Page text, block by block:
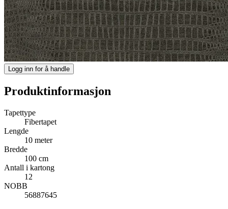
Logg inn for å handle
Produktinformasjon
Tapettype
Fibertapet
Lengde
10 meter
Bredde
100 cm
Antall i kartong
12
NOBB
56887645